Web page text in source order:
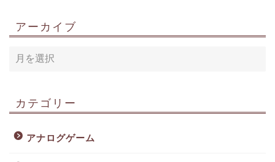
アーカイブ
カテゴリー
アナログゲーム